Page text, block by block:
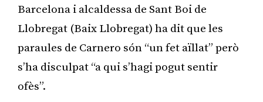
Barcelona i alcaldessa de Sant Boi de
Llobregat (Baix Llobregat) ha dit que les
paraules de Carnero són “un fet aïllat” però
s’ha disculpat “a qui s’hagi pogut sentir
ofès”.